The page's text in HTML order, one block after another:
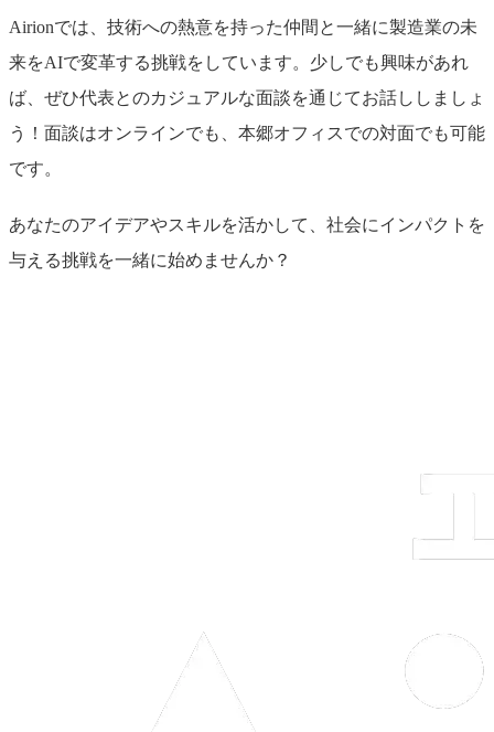
Airionでは、技術への熱意を持った仲間と一緒に製造業の未
来をAIで変革する挑戦をしています。少しでも興味があれ
ば、ぜひ代表とのカジュアルな面談を通じてお話ししましょ
う！面談はオンラインでも、本郷オフィスでの対面でも可能
です。
あなたのアイデアやスキルを活かして、社会にインパクトを
与える挑戦を一緒に始めませんか？